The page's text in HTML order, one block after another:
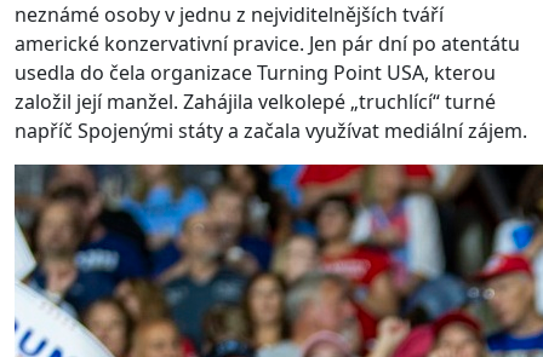
neznámé osoby v jednu z nejviditelnějších tváří
americké konzervativní pravice. Jen pár dní po atentátu
usedla do čela organizace Turning Point USA, kterou
založil její manžel. Zahájila velkolepé „truchlící“ turné
napříč Spojenými státy a začala využívat mediální zájem.